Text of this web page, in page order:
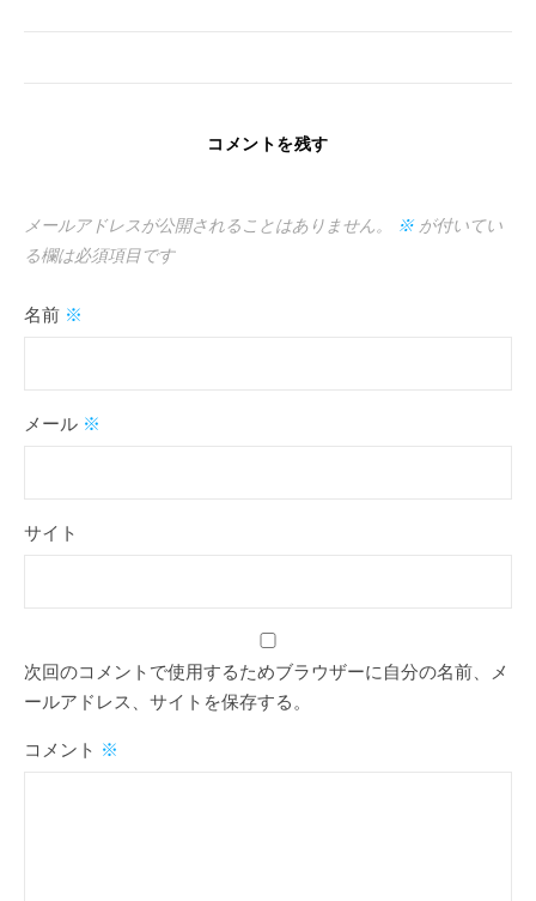
コメントを残す
メールアドレスが公開されることはありません。 ※が付いてい
る欄は必須項目です
名前 ※
メール ※
サイト
次回のコメントで使用するためブラウザーに自分の名前、メ
ールアドレス、サイトを保存する。
コメント ※